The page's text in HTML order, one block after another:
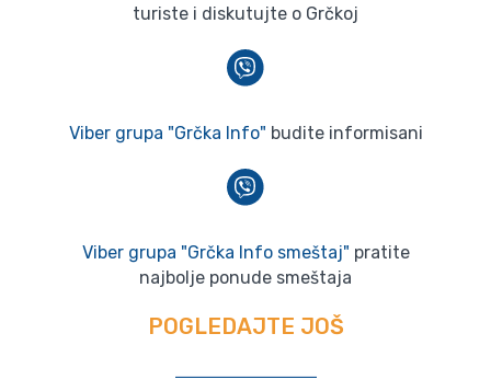
turiste i diskutujte o Grčkoj
Viber grupa "Grčka Info" budite informisani
Viber grupa "Grčka Info smeštaj" pratite
najbolje ponude smeštaja
POGLEDAJTE JOŠ